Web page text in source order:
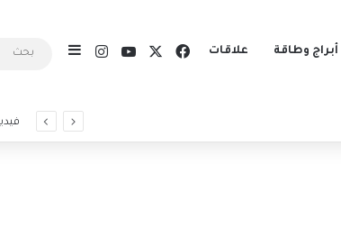
أبراج وطاقة علاقات فيسبوكيوتيوبانستقرامإضافة عمود